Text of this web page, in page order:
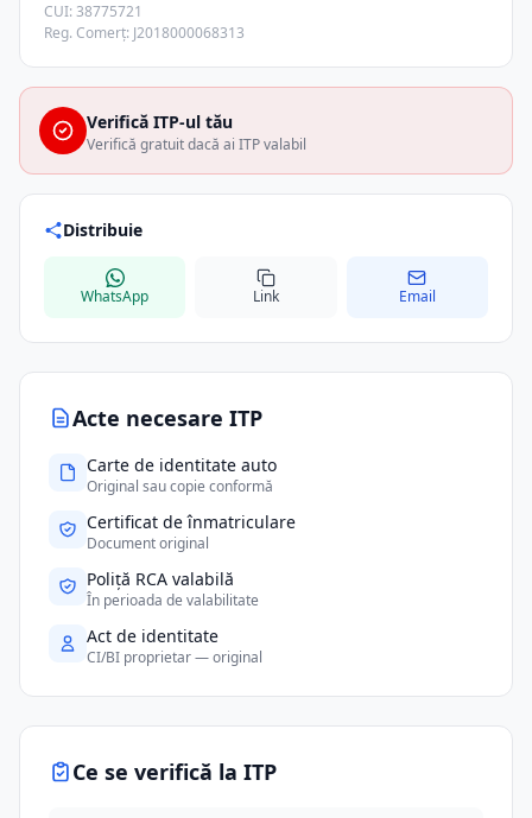
Acte necesare ITP
Carte de identitate auto
Original sau copie conformă
Certificat de înmatriculare
Document original
Poliță RCA valabilă
În perioada de valabilitate
Act de identitate
CI/BI proprietar — original
Ce se verifică la ITP
CUI: 38775721
Reg. Comerț: J2018000068313
Verifică ITP-ul tău
Verifică gratuit dacă ai ITP valabil
Distribuie
WhatsApp Link Email